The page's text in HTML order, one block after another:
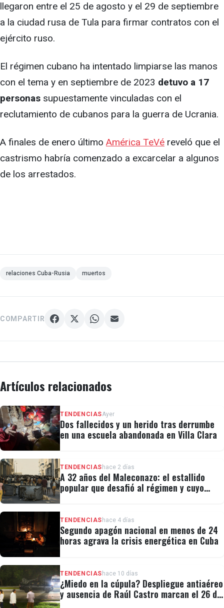
llegaron entre el 25 de agosto y el 29 de septiembre
a la ciudad rusa de Tula para firmar contratos con el
ejército ruso.
El régimen cubano ha intentado limpiarse las manos
con el tema y en septiembre de 2023 detuvo a 17
personas supuestamente vinculadas con el
reclutamiento de cubanos para la guerra de Ucrania.
A finales de enero último América TeVé reveló que el
castrismo habría comenzado a excarcelar a algunos
de los arrestados.
relaciones Cuba-Rusia muertos
COMPARTIR
Artículos relacionados
TENDENCIASAyer
Dos fallecidos y un herido tras derrumbe
en una escuela abandonada en Villa Clara
TENDENCIAS hace 2 días
A 32 años del Maleconazo: el estallido
popular que desafió al régimen y cuyo
TENDENCIAS hace 4 días
Segundo apagón nacional en menos de 24
horas agrava la crisis energética en Cuba
TENDENCIAS hace 10 días
¿Miedo en la cúpula? Despliegue antiaéreo
y ausencia de Raúl Castro marcan el 26 de